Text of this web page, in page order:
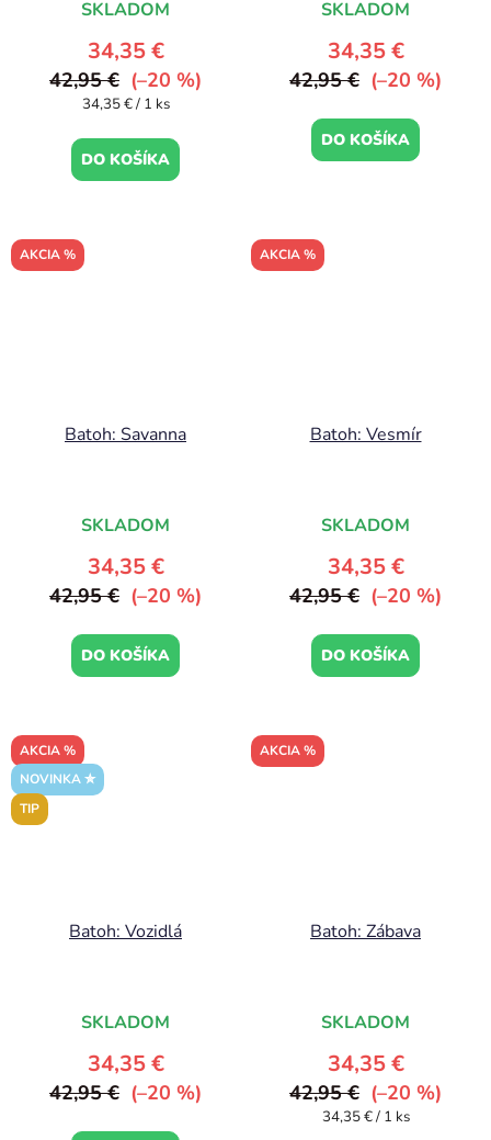
SKLADOM
34,35 €
42,95 € (–20 %)
Jednotková
34,35 € / 1 ks
DO KOŠÍKA
SKLADOM
34,35 €
42,95 € (–20 %)
DO KOŠÍKA
AKCIA %
Batoh: Savanna
SKLADOM
34,35 €
42,95 € (–20 %)
DO KOŠÍKA
AKCIA %
Batoh: Vesmír
SKLADOM
34,35 €
42,95 € (–20 %)
DO KOŠÍKA
AKCIA %
NOVINKA ✮
TIP
Batoh: Vozidlá
SKLADOM
34,35 €
42,95 € (–20 %)
AKCIA %
Batoh: Zábava
SKLADOM
34,35 €
42,95 € (–20 %)
Jednotková
34,35 € / 1 ks